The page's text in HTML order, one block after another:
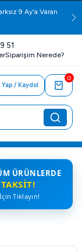
9 Ay'a Varan
51
Siparişim Nerede?
Yap / Kaydol
0
ÜRÜNLERDE
Tıklayın!